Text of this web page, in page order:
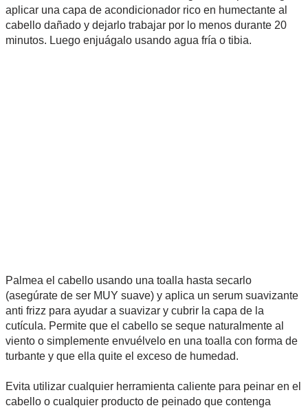
aplicar una capa de acondicionador rico en humectante al
cabello dañado y dejarlo trabajar por lo menos durante 20
minutos. Luego enjuágalo usando agua fría o tibia.
Palmea el cabello usando una toalla hasta secarlo
(asegúrate de ser MUY suave) y aplica un serum suavizante
anti frizz para ayudar a suavizar y cubrir la capa de la
cutícula. Permite que el cabello se seque naturalmente al
viento o simplemente envuélvelo en una toalla con forma de
turbante y que ella quite el exceso de humedad.
Evita utilizar cualquier herramienta caliente para peinar en el
cabello o cualquier producto de peinado que contenga